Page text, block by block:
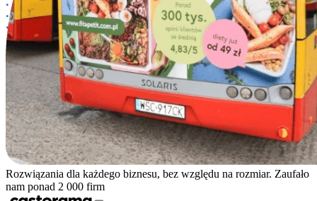
Rozwiązania dla każdego biznesu, bez względu na rozmiar. Zaufało
nam ponad 2 000 firm